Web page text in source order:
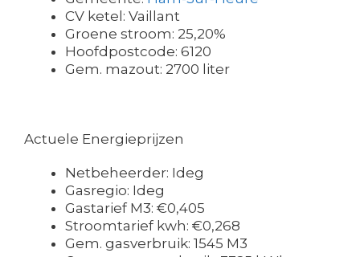
CV ketel: Vaillant
Groene stroom: 25,20%
Hoofdpostcode: 6120
Gem. mazout: 2700 liter
Actuele Energieprijzen
Netbeheerder: Ideg
Gasregio: Ideg
Gastarief M3: €0,405
Stroomtarief kwh: €0,268
Gem. gasverbruik: 1545 M3